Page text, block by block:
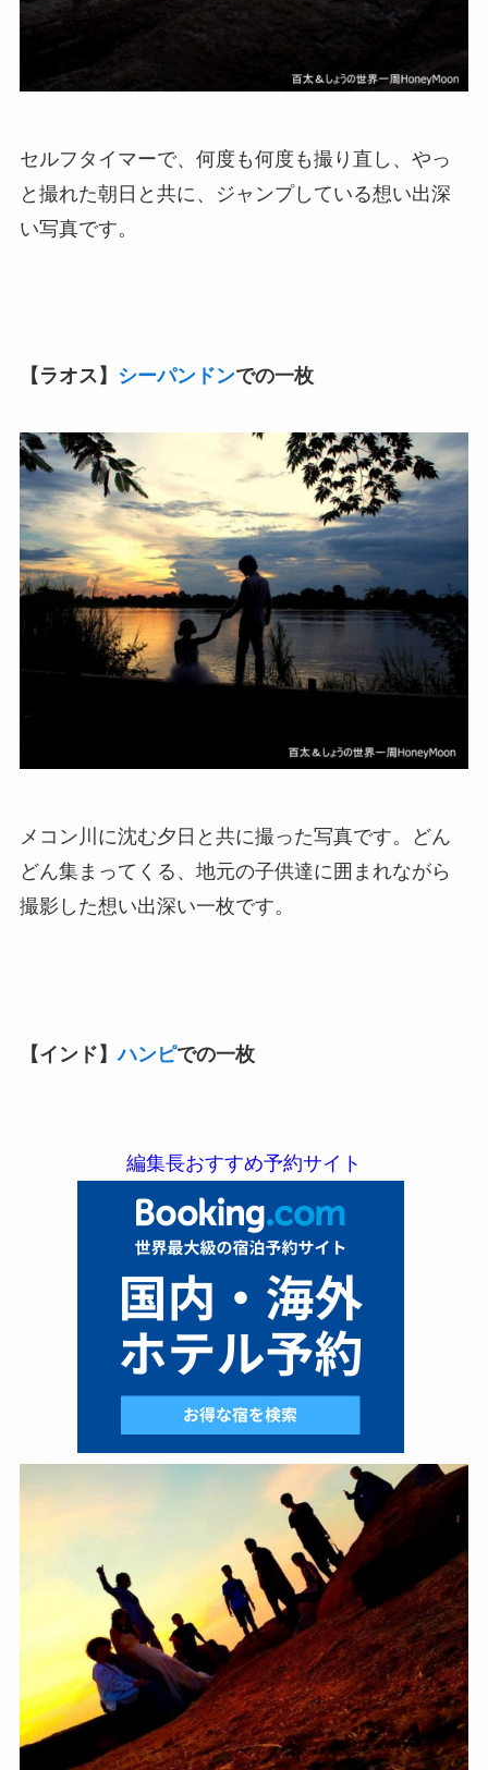
セルフタイマーで、何度も何度も撮り直し、やっ
と撮れた朝日と共に、ジャンプしている想い出深
い写真です。
【ラオス】 シーパンドンでの一枚
メコン川に沈む夕日と共に撮った写真です。どん
どん集まってくる、地元の子供達に囲まれながら
撮影した想い出深い一枚です。
【インド】ハンピでの一枚
編集長おすすめ予約サイト